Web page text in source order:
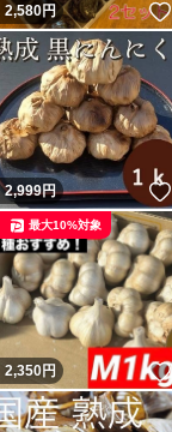
2,580円
2,999円
2,350円
最大10%対象